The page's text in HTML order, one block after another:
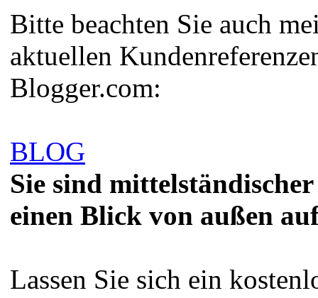
Bitte beachten Sie auch
aktuellen
Blogger.com:
BLOG
Sie sind
einen Blick von außen
Lassen Sie sich ein